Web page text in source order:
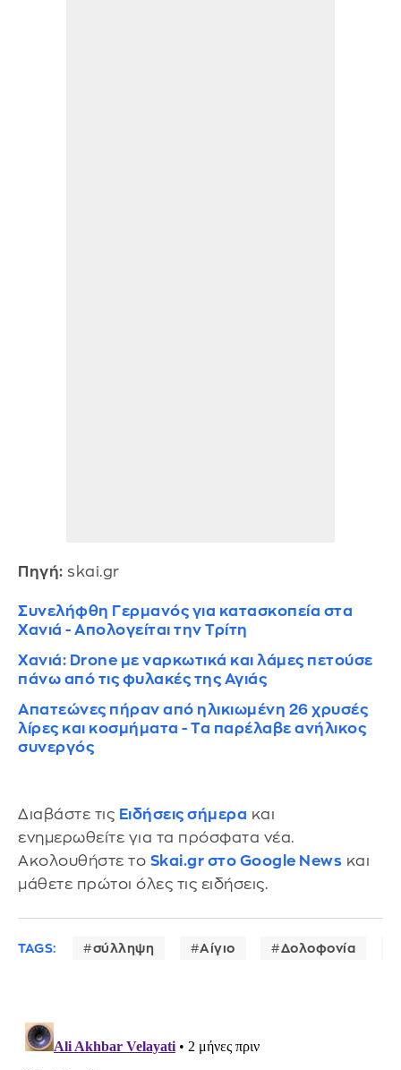
Πηγή: skai.gr
Συνελήφθη Γερμανός για κατασκοπεία στα
Χανιά - Απολογείται την Τρίτη
Χανιά: Drone με ναρκωτικά και λάμες πετούσε
πάνω από τις φυλακές της Αγιάς
Απατεώνες πήραν από ηλικιωμένη 26 χρυσές
λίρες και κοσμήματα - Τα παρέλαβε ανήλικος
συνεργός
Διαβάστε τις Ειδήσεις σήμερα και
ενημερωθείτε για τα πρόσφατα νέα.
Ακολουθήστε το Skai.gr στο Google News και
μάθετε πρώτοι όλες τις ειδήσεις.
TAGS: σύλληψη Αίγιο Δολοφονία